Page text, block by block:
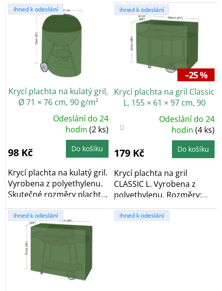
k
V
ý
d
ihned k odeslání
Krycí plachta na kulatý gril,
Ø 71 × 76 cm, 90 g/m²
5,0
z
5
Odeslání do 24
hodin(2 ks)
98 Kč Do košíku
Krycí plachta na kulatý gril.
Vyrobena z polyethylenu.
Skutečné rozměry plachty
ihned k odeslání
–25 %
Krycí plachta na gril Classic
L, 155 × 61 × 97 cm, 90
g/m²
Průměrné
4,3
z
5
Odeslání do 24
hodin(4 ks)
179 Kč Do košíku
Krycí plachta na gril
CLASSIC L. Vyrobena z
polyethylenu. Rozměry:
155 × 61 × 97 cm....
ihned k odeslání ihned k odeslání